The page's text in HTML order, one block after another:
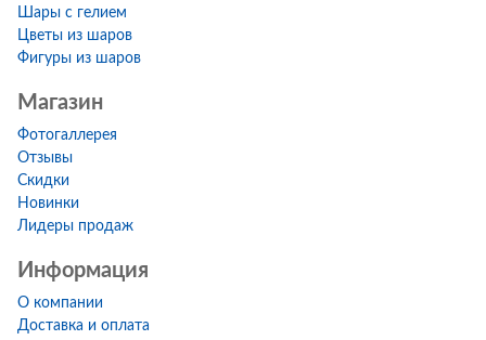
Шары с гелием
Цветы из шаров
Фигуры из шаров
Магазин
Фотогаллерея
Отзывы
Скидки
Новинки
Лидеры продаж
Информация
О компании
Доставка и оплата